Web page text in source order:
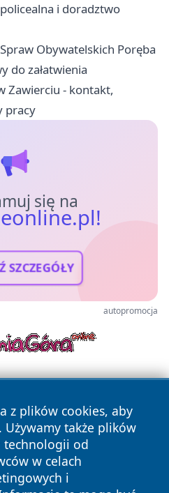
i doradztwo
Obywatelskich Poręba
do załatwienia
Zawierciu - kontakt,
pracy
się na
SZCZEGÓŁY
autopromocja
z plików cookies, aby
Używamy także plików
technologii od
w celach
i
Wszystkie prawa